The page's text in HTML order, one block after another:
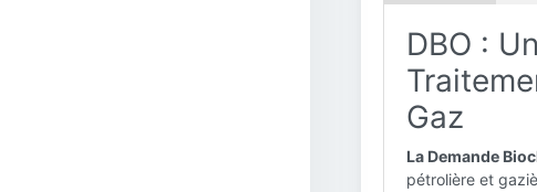
DBO :
Gaz
La Demande
pétrolière et